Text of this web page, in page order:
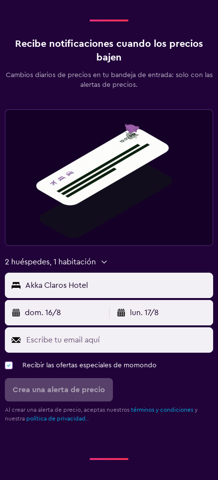
Recibe notificaciones cuando los precios
bajen
Cambios diarios de precios en tu bandeja de entrada: solo con las
alertas de precios.
2 huéspedes, 1 habitación
Akka Claros Hotel
dom. 16/8 lun. 17/8
Recibir las ofertas especiales de momondo
Crea una alerta de precio
Al crear una alerta de precio, aceptas nuestros términos y condiciones y
nuestra política de privacidad.